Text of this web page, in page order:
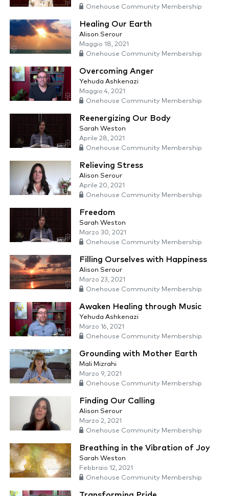
Onehouse Community Membership
Healing Our Earth
Alison Serour
Maggio 18, 2021
Onehouse Community Membership
Overcoming Anger
Yehuda Ashkenazi
Maggio 4, 2021
Onehouse Community Membership
Reenergizing Our Body
Sarah Weston
Aprile 28, 2021
Onehouse Community Membership
Relieving Stress
Alison Serour
Aprile 20, 2021
Onehouse Community Membership
Freedom
Sarah Weston
Marzo 30, 2021
Onehouse Community Membership
Filling Ourselves with Happiness
Alison Serour
Marzo 23, 2021
Onehouse Community Membership
Awaken Healing through Music
Yehuda Ashkenazi
Marzo 16, 2021
Onehouse Community Membership
Grounding with Mother Earth
Mali Mizrahi
Marzo 9, 2021
Onehouse Community Membership
Finding Our Calling
Alison Serour
Marzo 2, 2021
Onehouse Community Membership
Breathing in the Vibration of Joy
Sarah Weston
Febbraio 12, 2021
Onehouse Community Membership